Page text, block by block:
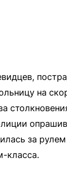
на
за
класса.